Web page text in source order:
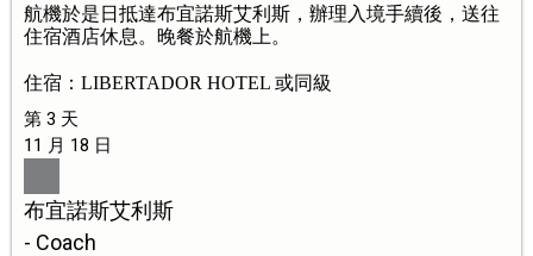
航機於是日抵達布宜諾斯艾利斯，辦理入境手續後，送往
住宿酒店休息。晚餐於航機上。
住宿：LIBERTADOR HOTEL 或同級
第 3 天
11 月 18 日
布宜諾斯艾利斯
- Coach